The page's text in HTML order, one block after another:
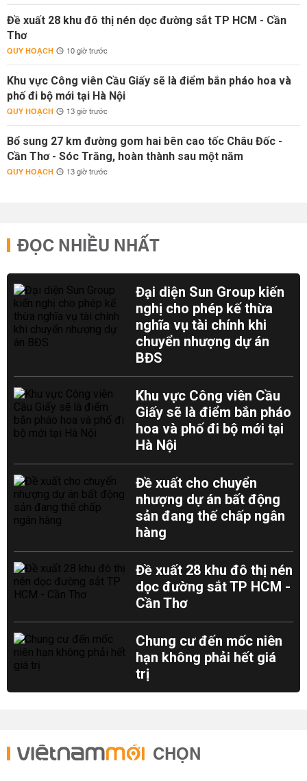
Đề xuất 28 khu đô thị nén dọc đường sắt TP HCM - Cần
Thơ
QUY HOẠCH 10 giờ trước
Khu vực Công viên Cầu Giấy sẽ là điểm bắn pháo hoa và
phố đi bộ mới tại Hà Nội
QUY HOẠCH 13 giờ trước
Bổ sung 27 km đường gom hai bên cao tốc Châu Đốc -
Cần Thơ - Sóc Trăng, hoàn thành sau một năm
QUY HOẠCH 13 giờ trước
ĐỌC NHIỀU NHẤT
Đại diện Sun Group kiến
nghị cho phép kế thừa
nghĩa vụ tài chính khi
chuyển nhượng dự án
BĐS
Khu vực Công viên Cầu
Giấy sẽ là điểm bắn pháo
hoa và phố đi bộ mới tại
Hà Nội
Đề xuất cho chuyển
nhượng dự án bất động
sản đang thế chấp ngân
hàng
Đề xuất 28 khu đô thị nén
dọc đường sắt TP HCM -
Cần Thơ
Chung cư đến mốc niên
hạn không phải hết giá
trị
CHỌN